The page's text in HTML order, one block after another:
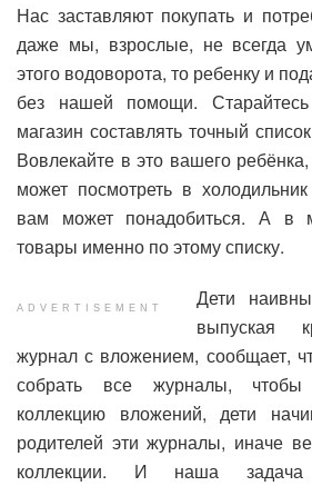
Нас заставляют покупать и
даже мы, взрослые, не всегда
этого водоворота, то ребенку и
без нашей помощи.
магазин составлять точный
Вовлекайте в это вашего
может посмотреть в
вам может понадобиться. А в
товары именно по этому списку.
ADVERTISEMENT
Дети
выпуская
журнал с вложением, сообщает,
собрать все журналы, чтобы
коллекцию вложений, дети
родителей эти журналы, иначе
коллекции. И наша задача